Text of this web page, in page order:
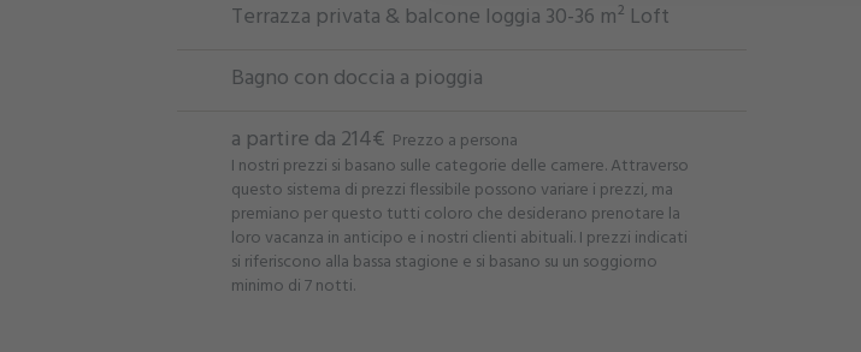
Terrazza privata & balcone loggia 30-36 m² Loft
Bagno con doccia a pioggia
a partire da 214€ Prezzo a persona
I nostri prezzi si basano sulle categorie delle camere. Attraverso
questo sistema di prezzi flessibile possono variare i prezzi, ma
premiano per questo tutti coloro che desiderano prenotare la
loro vacanza in anticipo e i nostri clienti abituali. I prezzi indicati
si riferiscono alla bassa stagione e si basano su un soggiorno
minimo di 7 notti.